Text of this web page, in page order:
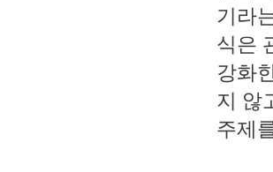
기라
식은
강화
지 않
주제